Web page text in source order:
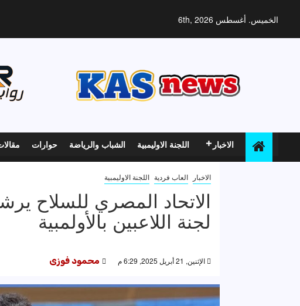
الخميس. أغسطس 6th, 2026
الاخبار اللجنة الاوليمبية الشباب والرياضة حوارات
الاخبار العاب فردية اللجنة الاوليمبية
الاتحاد المصري للسلاح
لجنة اللاعبين بالأولمبية
الإثنين, 21 أبريل 2025, 6:29 م محمود فوزى